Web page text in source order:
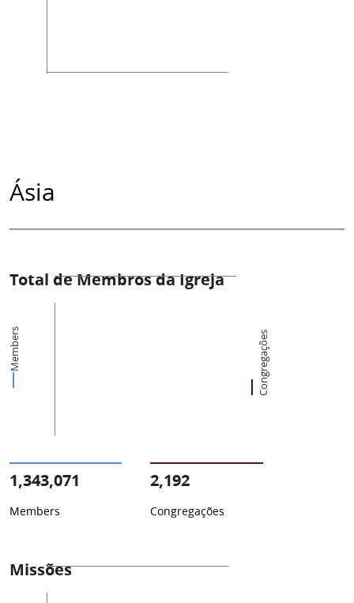
Ásia
Total de Membros da Igreja
Members Congregações
1,343,071
Members
2,192
Congregações
Missões